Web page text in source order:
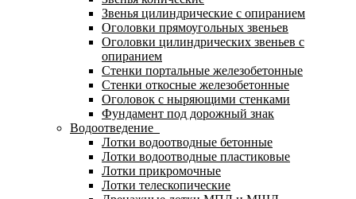
Звенья цилиндрические с опиранием
Оголовки прямоугольных звеньев
Оголовки цилиндрических звеньев с
опиранием
Стенки портальные железобетонные
Стенки откосные железобетонные
Оголовок с ныряющими стенками
Фундамент под дорожный знак
Водоотведение
Лотки водоотводные бетонные
Лотки водоотводные пластиковые
Лотки прикромочные
Лотки телескопические